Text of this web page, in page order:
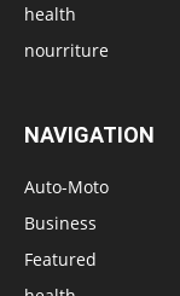
health
nourriture
NAVIGATION
Auto-Moto
Business
Featured